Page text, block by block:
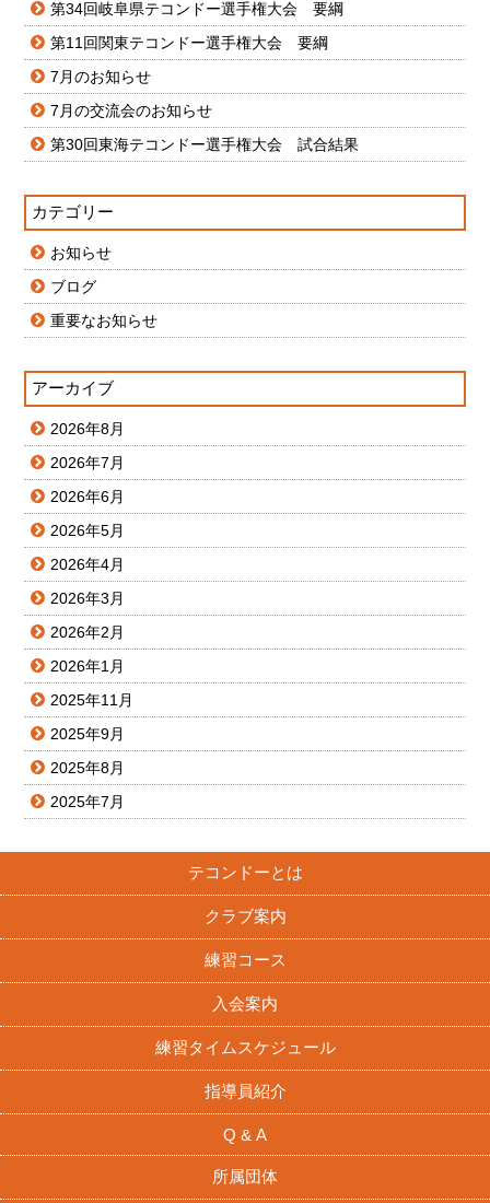
第34回岐阜県テコンドー選手権大会 要綱
第11回関東テコンドー選手権大会 要綱
7月のお知らせ
7月の交流会のお知らせ
第30回東海テコンドー選手権大会 試合結果
カテゴリー
お知らせ
ブログ
重要なお知らせ
アーカイブ
2026年8月
2026年7月
2026年6月
2026年5月
2026年4月
2026年3月
2026年2月
2026年1月
2025年11月
2025年9月
2025年8月
2025年7月
テコンドーとは
クラブ案内
練習コース
入会案内
練習タイムスケジュール
指導員紹介
Q & A
所属団体